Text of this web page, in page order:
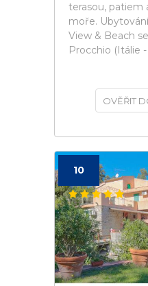
terasou, patiem
moře.
View & Beach
Procchio (Itálie -
OVĚŘIT
10